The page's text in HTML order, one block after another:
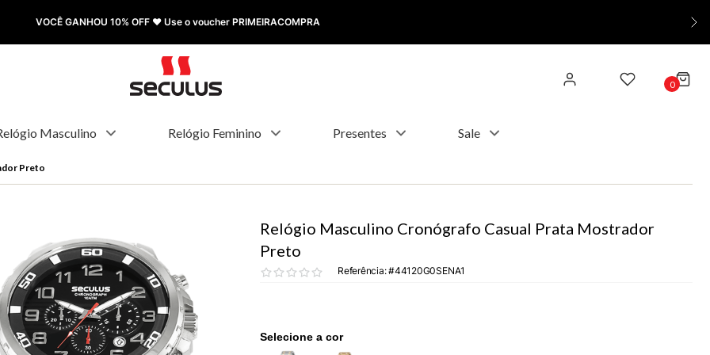
FRETE GRÁTIS à partir de R$ 499,00
0
Masculino Relógio Feminino Presentes Sale
Preto
Relógio Masculino Cronógrafo Casual Prata Mostrador
Preto
Referência: 44120G0SENA1